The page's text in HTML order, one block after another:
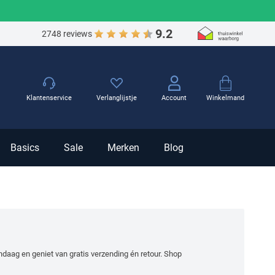
2748 reviews 9.2
Winkelmand
Basics Sale Merken Blog
Klantenservice Verlanglijstje Account
en geniet van gratis verzending én retour. Shop